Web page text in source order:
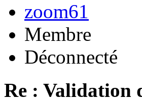
zoom61
Membre
Déconnecté
Re : Validation